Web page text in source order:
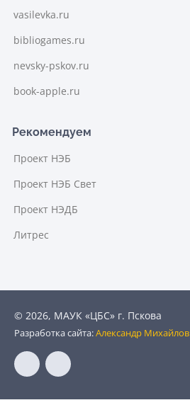
vasilevka.ru
bibliogames.ru
nevsky-pskov.ru
book-apple.ru
Рекомендуем
Проект НЭБ
Проект НЭБ Свет
Проект НЭДБ
Литрес
© 2026, МАУК «ЦБС» г. Пскова
Разработка сайта:Александр Михайлов